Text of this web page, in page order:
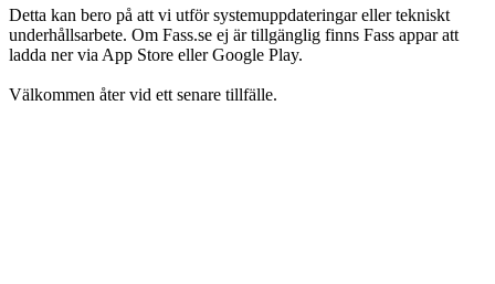
Detta kan bero på att vi utför systemuppdateringar eller tekniskt
underhållsarbete. Om Fass.se ej är tillgänglig finns Fass appar att
ladda ner via App Store eller Google Play.
Välkommen åter vid ett senare tillfälle.